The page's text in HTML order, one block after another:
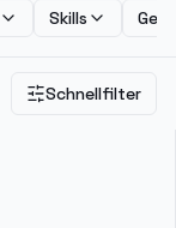
Skills
Schnellfilter